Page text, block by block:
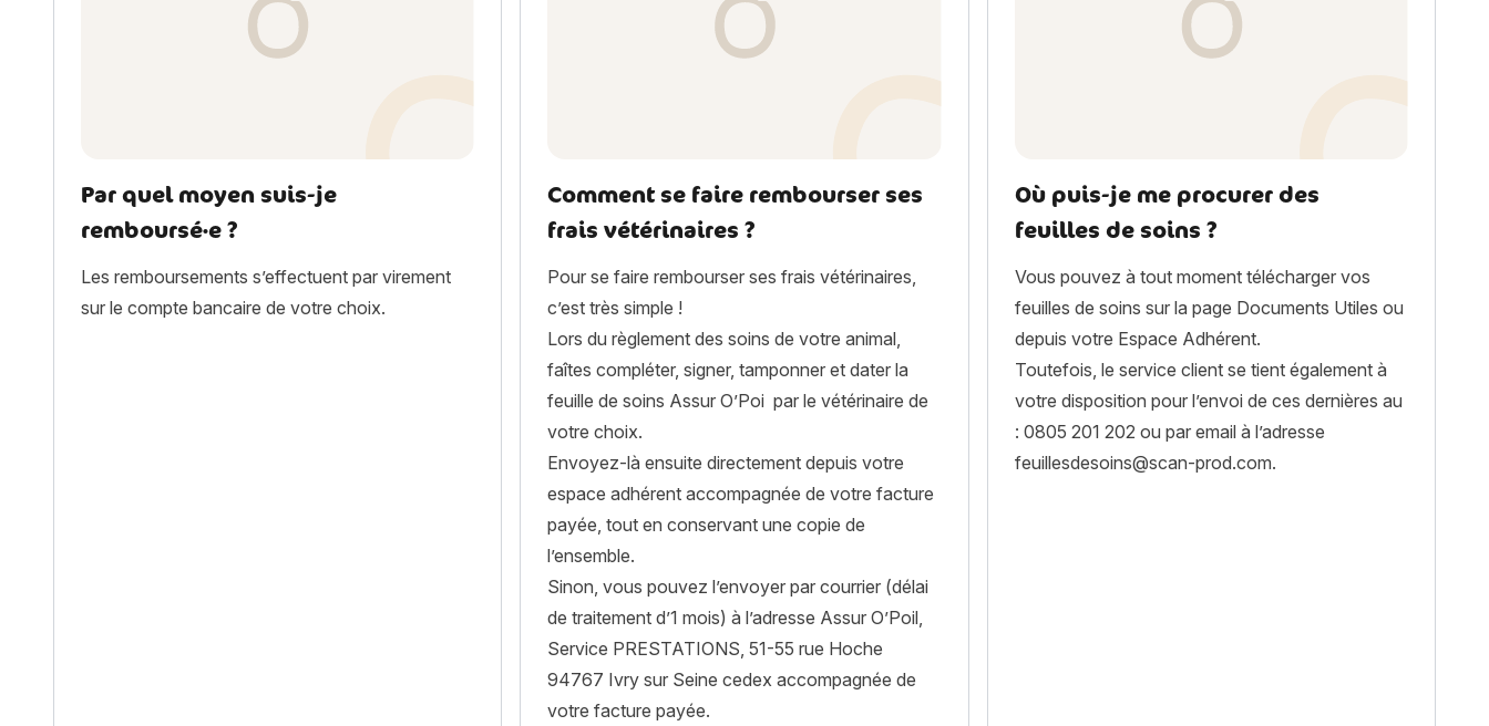
Par quel moyen suis-je
remboursé·e ?
Les remboursements s’effectuent par virement
sur le compte bancaire de votre choix.
Comment se faire rembourser ses
frais vétérinaires ?
Pour se faire rembourser ses frais vétérinaires,
c’est très simple !
Lors du règlement des soins de votre animal,
faîtes compléter, signer, tamponner et dater la
feuille de soins Assur O’Poi par le vétérinaire de
votre choix.
Envoyez-là ensuite directement depuis votre
espace adhérent accompagnée de votre facture
payée, tout en conservant une copie de
l’ensemble.
Sinon, vous pouvez l’envoyer par courrier (délai
de traitement d’1 mois) à l’adresse Assur O’Poil,
Service PRESTATIONS, 51-55 rue Hoche
94767 Ivry sur Seine cedex accompagnée de
votre facture payée.
Où puis-je me procurer des
feuilles de soins ?
Vous pouvez à tout moment télécharger vos
feuilles de soins sur la page Documents Utiles ou
depuis votre Espace Adhérent.
Toutefois, le service client se tient également à
votre disposition pour l’envoi de ces dernières au
: 0805 201 202 ou par email à l’adresse
feuillesdesoins@scan-prod.com.